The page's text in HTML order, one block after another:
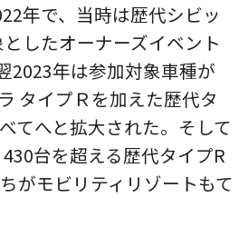
年で、当時は歴代シビッ
したオーナーズイベント
2023年は参加対象車種が
タイプＲを加えた歴代タ
てへと拡大された。そして
台を超える歴代タイプR
がモビリティリゾートもて